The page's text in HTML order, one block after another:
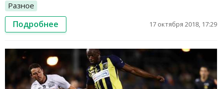
Разное
Подробнее 17 октября 2018, 17:29